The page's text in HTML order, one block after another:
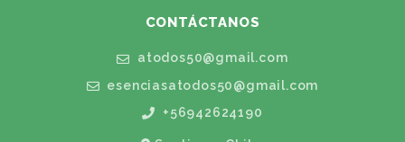
CONTÁCTANOS
atodos50@gmail.com
esenciasatodos50@gmail.com
+56942624190